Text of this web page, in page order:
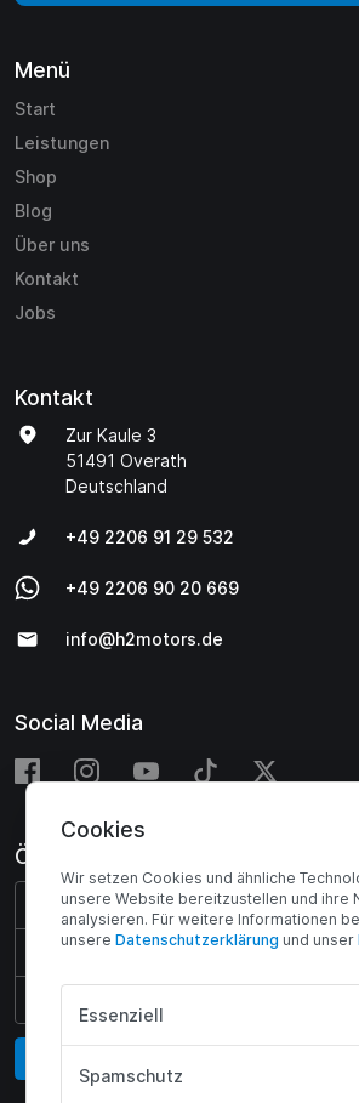
Menü
Start
Leistungen
Shop
Blog
Über uns
Kontakt
Jobs
Kontakt
Zur Kaule 3
51491 Overath
Deutschland
+49 2206 91 29 532
+49 2206 90 20 669
info@h2motors.de
Social Media
Öffnungszeiten
Montag - Donnerstag:
Cookies
Wir setzen Cookies und ähnliche
unsere Website bereitzustellen und ihre
analysieren. Für weitere Informationen
unsere Daten­schutz­erklärung und unser
Essenziell
Spamschutz